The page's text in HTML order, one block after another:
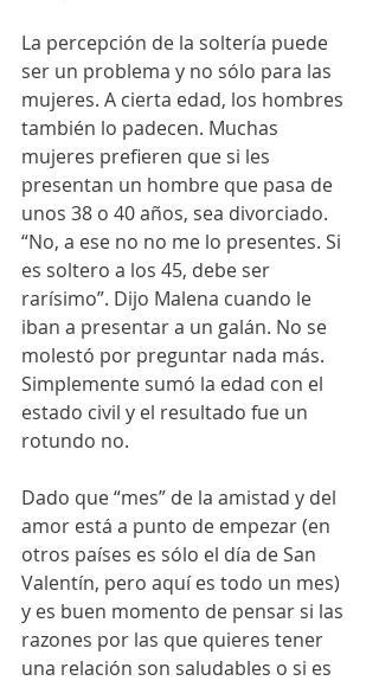
La percepción de la soltería puede
ser un problema y no sólo para las
mujeres. A cierta edad, los hombres
también lo padecen. Muchas
mujeres prefieren que si les
presentan un hombre que pasa de
unos 38 o 40 años, sea divorciado.
“No, a ese no no me lo presentes. Si
es soltero a los 45, debe ser
rarísimo”. Dijo Malena cuando le
iban a presentar a un galán. No se
molestó por preguntar nada más.
Simplemente sumó la edad con el
estado civil y el resultado fue un
rotundo no.
Dado que “mes” de la amistad y del
amor está a punto de empezar (en
otros países es sólo el día de San
Valentín, pero aquí es todo un mes)
y es buen momento de pensar si las
razones por las que quieres tener
una relación son saludables o si es